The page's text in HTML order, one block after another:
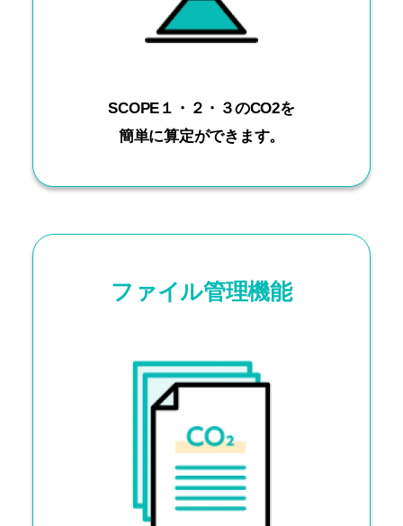
SCOPE１・２・３のCO2を
簡単に算定ができます。
ファイル管理機能